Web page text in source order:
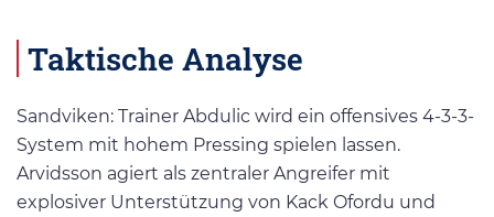
Taktische Analyse
Sandviken: Trainer Abdulic wird ein offensives 4-3-3-
System mit hohem Pressing spielen lassen.
Arvidsson agiert als zentraler Angreifer mit
explosiver Unterstützung von Kack Ofordu und